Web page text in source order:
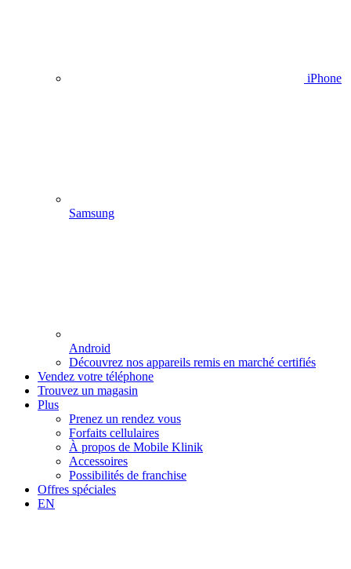
iPhone
Samsung
Android
Découvrez nos appareils remis en marché certifiés
Vendez votre téléphone
Trouvez un magasin
Plus
Prenez un rendez vous
Forfaits cellulaires
À propos de Mobile Klinik
Accessoires
Possibilités de franchise
Offres spéciales
EN